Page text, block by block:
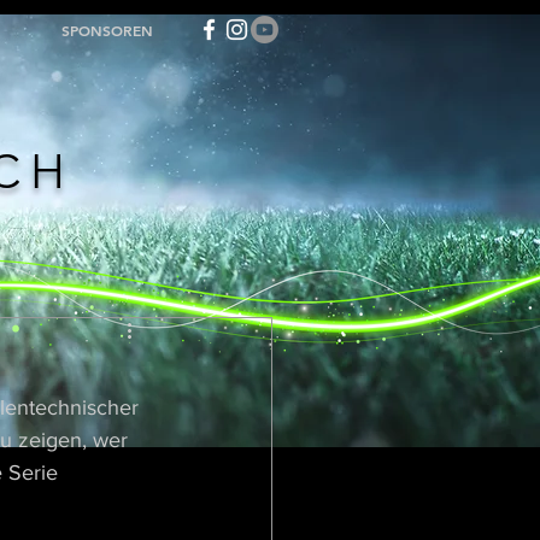
SPONSOREN
zeigen, wer
Serie